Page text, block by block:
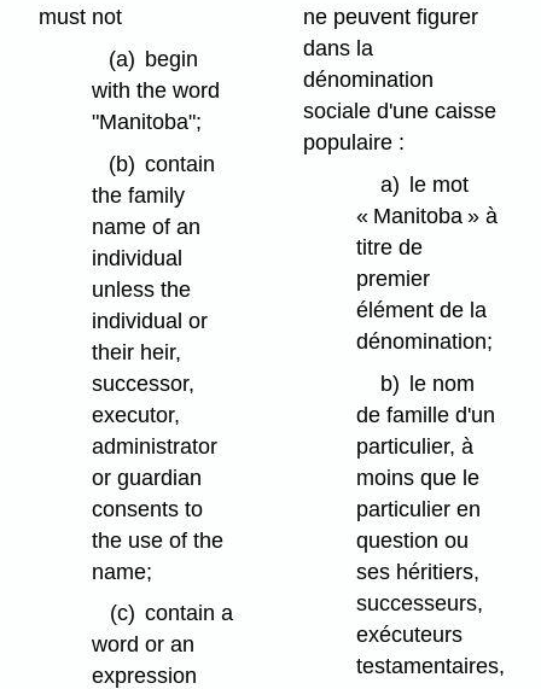
must not
(a) begin
with the word
"Manitoba";
(b) contain
the family
name of an
individual
unless the
individual or
their heir,
successor,
executor,
administrator
or guardian
consents to
the use of the
name;
(c) contain a
word or an
expression
ne peuvent figurer
dans la
dénomination
sociale d'une caisse
populaire :
a) le mot
« Manitoba » à
titre de
premier
élément de la
dénomination;
b) le nom
de famille d'un
particulier, à
moins que le
particulier en
question ou
ses héritiers,
successeurs,
exécuteurs
testamentaires,